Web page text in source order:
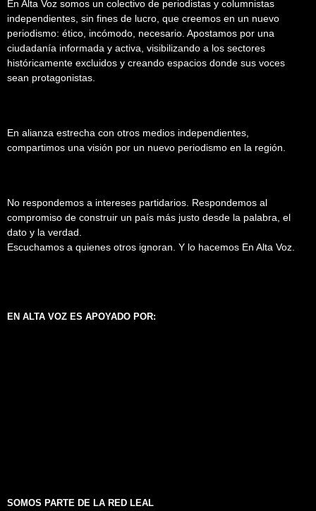
En Alta Voz somos un colectivo de periodistas y columnistas
independientes, sin fines de lucro, que creemos en un nuevo
periodismo: ético, incómodo, necesario. Apostamos por una
ciudadanía informada y activa, visibilizando a los sectores
históricamente excluidos y creando espacios donde sus voces
sean protagonistas.
En alianza estrecha con otros medios independientes,
compartimos una visión por un nuevo periodismo en la región.
No respondemos a intereses partidarios. Respondemos al
compromiso de construir un país más justo desde la palabra, el
dato y la verdad.
Escuchamos a quienes otros ignoran. Y lo hacemos En Alta Voz.
EN ALTA VOZ ES APOYADO POR:
SOMOS PARTE DE LA RED LEAL